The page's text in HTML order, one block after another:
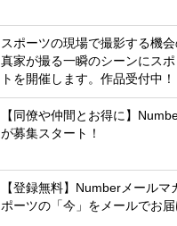
スポーツの現場で撮影する機
真家が撮る一瞬のシーンにス
トを開催します。作品受付中！
【同僚や仲間とお得に】
が募集スタート！
【登録無料】Numberメールマ
ポーツの「今」をメールでお届